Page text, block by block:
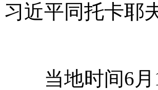
习近平同托卡耶
当地时间6月